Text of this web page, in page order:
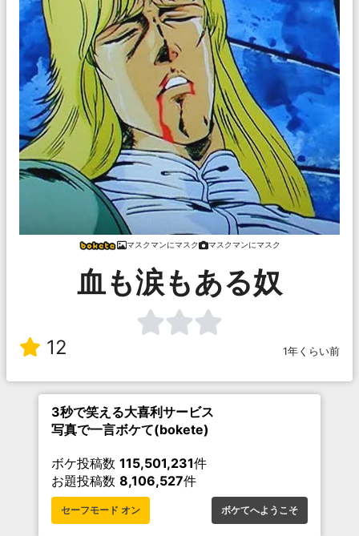
マスクマンにマスク マスクマンにマスク
血も涙もある奴
12 1年くらい前
3秒で笑える大喜利サービス
写真で一言ボケて(bokete)
ボケ投稿数 115,501,231件
お題投稿数 8,106,527件
セーフモード オン ボケてへようこそ